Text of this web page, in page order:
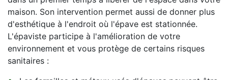
maison. Son intervention permet aussi de donner plus
d'esthétique à l'endroit où l'épave est stationnée.
L'épaviste participe à l'amélioration de votre
environnement et vous protège de certains risques
sanitaires :